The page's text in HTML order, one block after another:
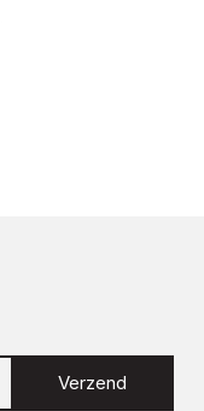
Verzend